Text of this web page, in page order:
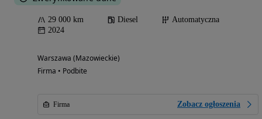
29 000 km Diesel
Automatyczna
2024
Warszawa (Mazowieckie)
Firma • Podbite
Firma Zobacz ogłoszenia